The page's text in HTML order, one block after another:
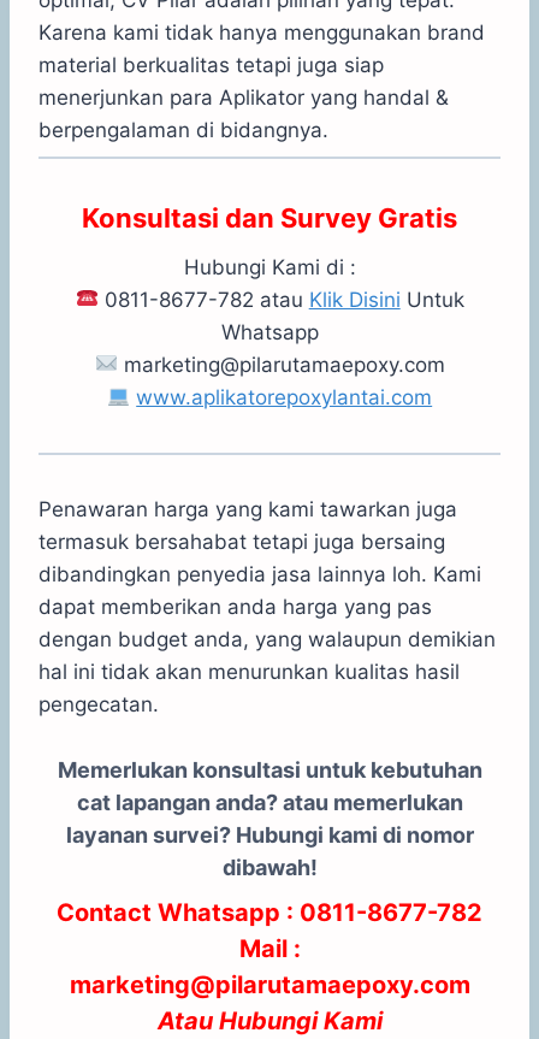
Karena kami tidak hanya menggunakan brand
material berkualitas tetapi juga siap
menerjunkan para Aplikator yang handal &
berpengalaman di bidangnya.
Konsultasi dan Survey Gratis
Hubungi Kami di :
0811-8677-782 atau Klik Disini Untuk
Whatsapp
marketing@pilarutamaepoxy.com
www.aplikatorepoxylantai.com
Penawaran harga yang kami tawarkan juga
termasuk bersahabat tetapi juga bersaing
dibandingkan penyedia jasa lainnya loh. Kami
dapat memberikan anda harga yang pas
dengan budget anda, yang walaupun demikian
hal ini tidak akan menurunkan kualitas hasil
pengecatan.
Memerlukan konsultasi untuk kebutuhan
cat lapangan anda? atau memerlukan
layanan survei? Hubungi kami di nomor
dibawah!
Contact Whatsapp : 0811-8677-782
Mail :
marketing@pilarutamaepoxy.com
Atau Hubungi Kami